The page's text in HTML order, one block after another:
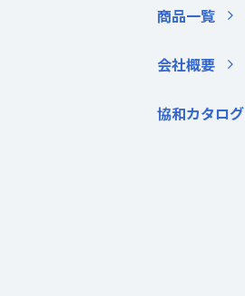
商品一覧
会社概要
協和カタログ